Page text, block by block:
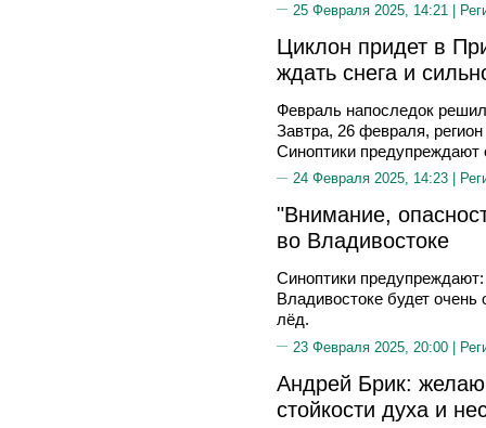
25 Февраля 2025, 14:21 |
Циклон придет в
ждать снега и
Февраль напоследок
Завтра, 26 февраля,
Синоптики предупреждают
24 Февраля 2025, 14:23 |
"Внимание,
во Владивостоке
Синоптики
Владивостоке будет
лёд.
23 Февраля 2025, 20:00 |
Андрей Брик:
стойкости духа и